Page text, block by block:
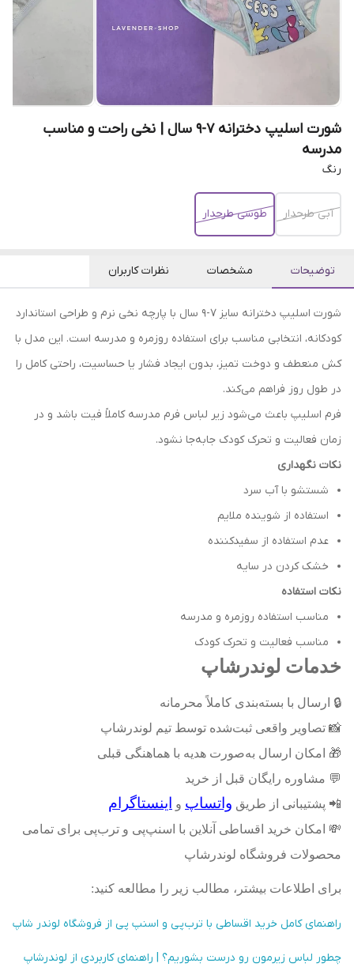
شورت اسلیپ دخترانه ۷-۹ سال | نخی راحت و مناسب
مدرسه
رنگ
آبی طرحدار طوسی طرحدار
توضیحات مشخصات نظرات کاربران
شورت اسلیپ دخترانه سایز ۷-۹ سال با پارچه نخی نرم و طراحی استاندارد
کودکانه، انتخابی مناسب برای استفاده روزمره و مدرسه است. این مدل با
کش منعطف و دوخت تمیز، بدون ایجاد فشار یا حساسیت، راحتی کامل را
در طول روز فراهم می‌کند.
فرم اسلیپ باعث می‌شود زیر لباس فرم مدرسه کاملاً فیت باشد و در
زمان فعالیت و تحرک کودک جابه‌جا نشود.
نکات نگهداری
شستشو با آب سرد
استفاده از شوینده ملایم
عدم استفاده از سفیدکننده
خشک کردن در سایه
نکات استفاده
مناسب استفاده روزمره و مدرسه
مناسب فعالیت و تحرک کودک
خدمات لوندرشاپ
🔒 ارسال با بسته‌بندی کاملاً محرمانه
📸 تصاویر واقعی ثبت‌شده توسط تیم لوندرشاپ
🎁 امکان ارسال به‌صورت هدیه با هماهنگی قبلی
💬 مشاوره رایگان قبل از خرید
📲 پشتیبانی از طریق واتساپ و اینستاگرام
💸 امکان خرید اقساطی آنلاین با اسنپ‌پی و ترب‌پی برای تمامی
محصولات فروشگاه لوندرشاپ
برای اطلاعات بیشتر، مطالب زیر را مطالعه کنید:
راهنمای کامل خرید اقساطی با ترب‌پی و اسنپ پی از فروشگاه لوندر شاپ
چطور لباس زیرمون رو درست بشوریم؟ | راهنمای کاربردی از لوندرشاپ